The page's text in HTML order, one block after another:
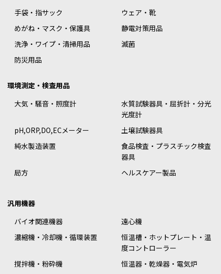
手袋・指サック
ウェア・靴
めがね・マスク・保護具
静電対策用品
洗浄・ワイプ・清掃用品
滅菌
防災用品
環境測定・検査用品
大気・騒音・照度計
水質試験器具・屈折計・分光
光度計
pH,ORP,DO,ECメーター
土壌試験器具
純水製造装置
食品検査・プラスチック検査
器具
局方
ヘルスケアー製品
汎用機器
バイオ関連機器
遠心機
濃縮機・冷却機・循環装置
恒温槽・ホットプレート・温
度コントローラー
撹拌機・粉砕機
恒温器・乾燥器・電気炉